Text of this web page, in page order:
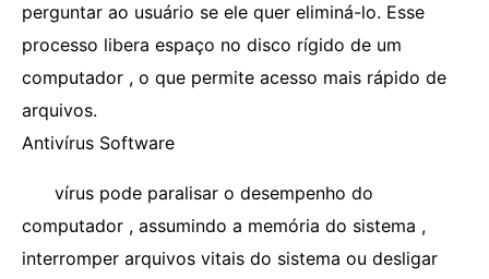
perguntar ao usuário se ele quer eliminá-lo. Esse
processo libera espaço no disco rígido de um
computador , o que permite acesso mais rápido de
arquivos.
Antivírus Software
vírus pode paralisar o desempenho do
computador , assumindo a memória do sistema ,
interromper arquivos vitais do sistema ou desligar